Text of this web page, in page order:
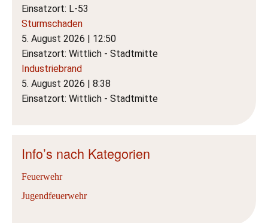
Einsatzort: L-53
Sturmschaden
5. August 2026 | 12:50
Einsatzort: Wittlich - Stadtmitte
Industriebrand
5. August 2026 | 8:38
Einsatzort: Wittlich - Stadtmitte
Info’s nach Kategorien
Feuerwehr
Jugendfeuerwehr